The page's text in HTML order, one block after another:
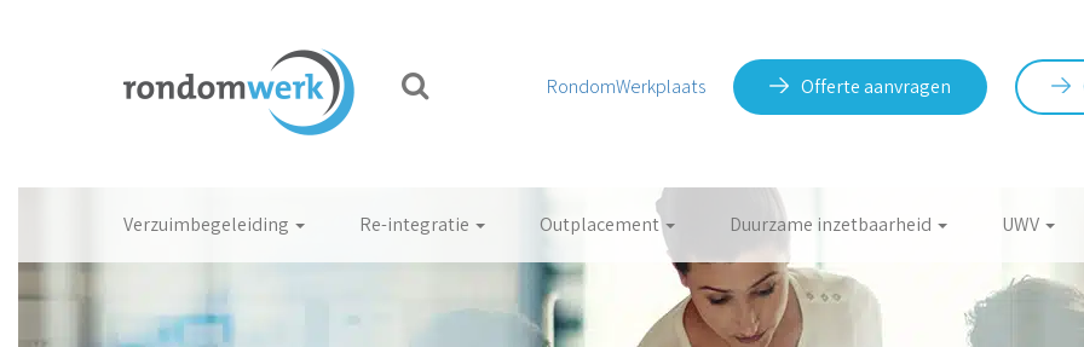
RondomWerkplaats Offerte aanvragen
Verzuimbegeleiding Re-integratie Outplacement Duurzame inzetbaarheid UWV